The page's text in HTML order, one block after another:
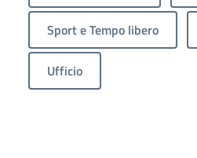
Sport e Tempo libero
Ufficio